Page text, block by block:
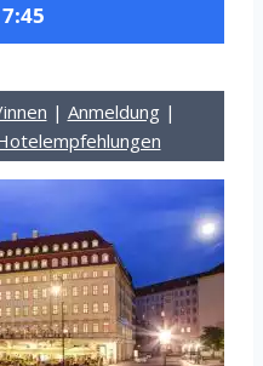
| Anmeldung|